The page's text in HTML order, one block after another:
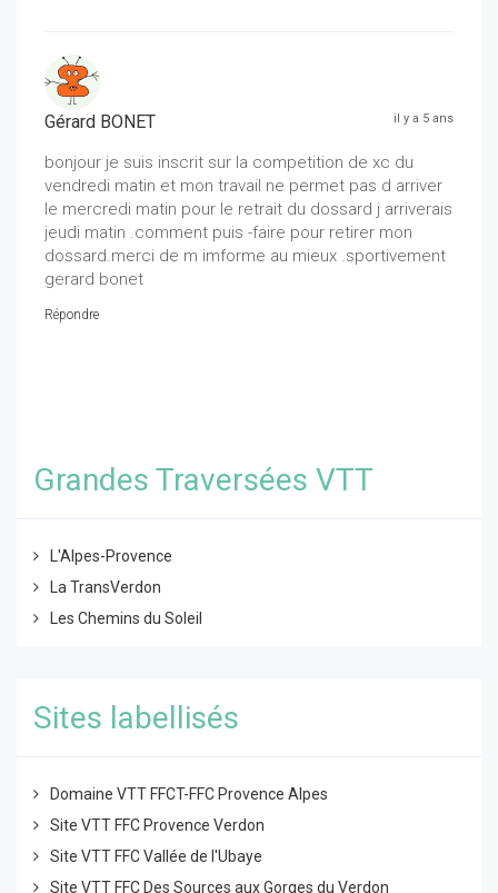
Gérard BONET il y a 5 ans
bonjour je suis inscrit sur la competition de xc du
vendredi matin et mon travail ne permet pas d arriver
le mercredi matin pour le retrait du dossard j arriverais
jeudi matin .comment puis -faire pour retirer mon
dossard.merci de m imforme au mieux .sportivement
gerard bonet
Répondre
Grandes Traversées VTT
L'Alpes-Provence
La TransVerdon
Les Chemins du Soleil
Sites labellisés
Domaine VTT FFCT-FFC Provence Alpes
Site VTT FFC Provence Verdon
Site VTT FFC Vallée de l'Ubaye
Site VTT FFC Des Sources aux Gorges du Verdon